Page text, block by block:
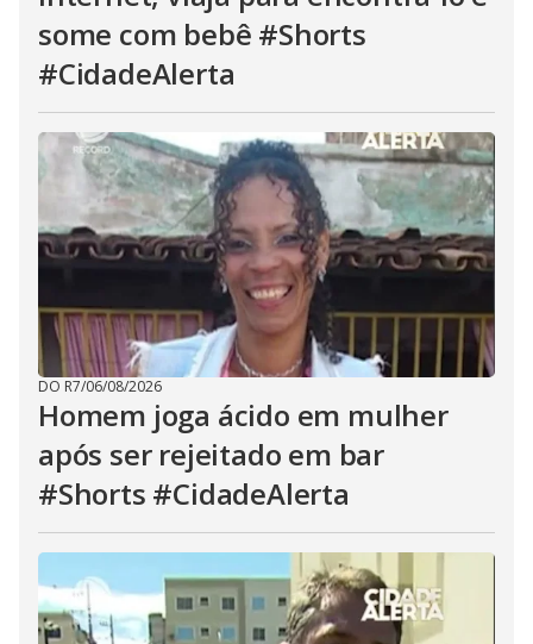
some com bebê #Shorts
#CidadeAlerta
DO R7/06/08/2026
Homem joga ácido em mulher
após ser rejeitado em bar
#Shorts #CidadeAlerta